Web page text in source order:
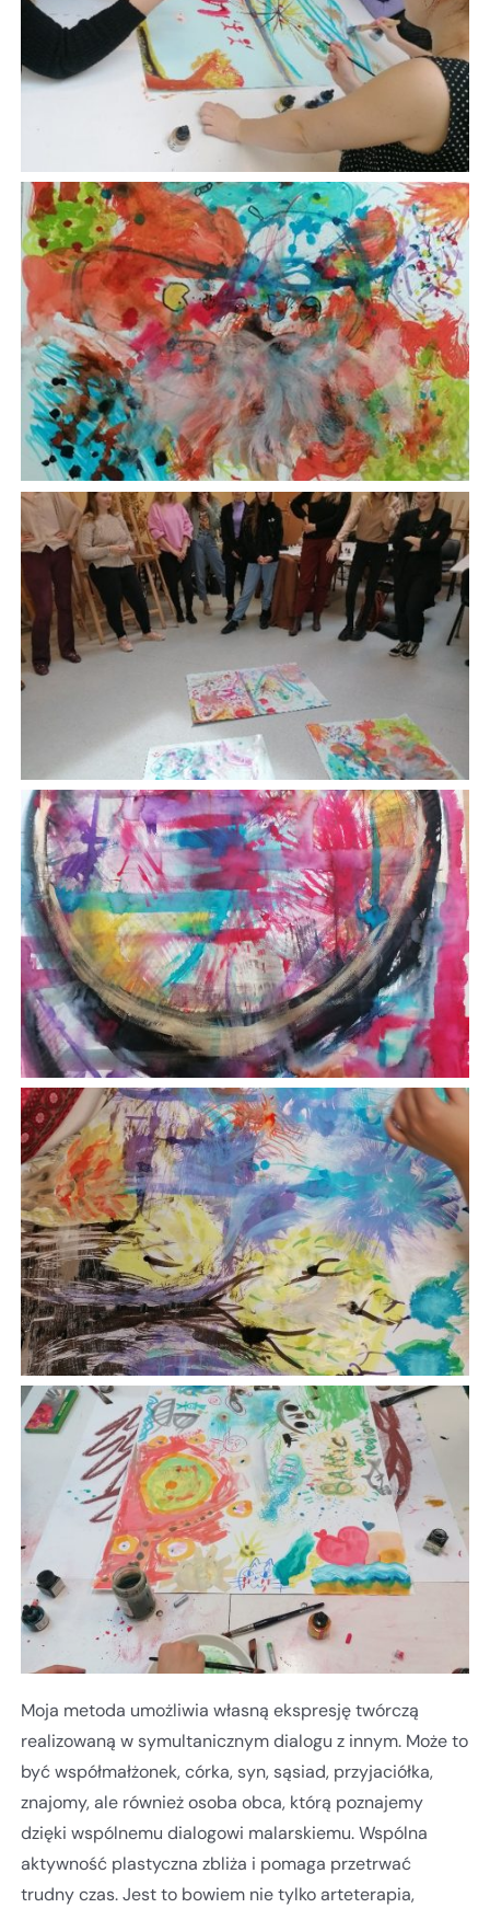
Moja metoda umożliwia własną ekspresję twórczą
realizowaną w symultanicznym dialogu z innym. Może to
być współmałżonek, córka, syn, sąsiad, przyjaciółka,
znajomy, ale również osoba obca, którą poznajemy
dzięki wspólnemu dialogowi malarskiemu. Wspólna
aktywność plastyczna zbliża i pomaga przetrwać
trudny czas. Jest to bowiem nie tylko arteterapia,